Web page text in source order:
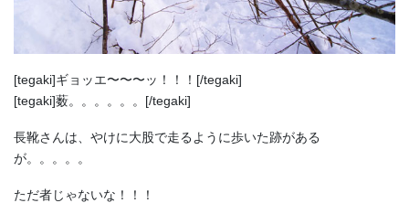
[tegaki]ギョッエ〜〜〜ッ！！！[/tegaki]
[tegaki]薮。。。。。。[/tegaki]
長靴さんは、やけに大股で走るように歩いた跡がある
が。。。。。
ただ者じゃないな！！！